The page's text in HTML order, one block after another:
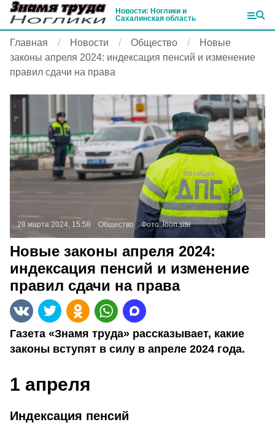
Новости: Ноглики и
Сахалинская область
Главная Новости Общество
Новые
законы апреля 2024: индексация пенсий и изменение
правил сдачи на права
28 марта 2024, 15:58 Общество Фото:loon.site
Новые законы апреля 2024:
индексация пенсий и изменение
правил сдачи на права
Газета «Знамя труда» рассказывает, какие
законы вступят в силу в апреле 2024 года.
1 апреля
Индексация пенсий